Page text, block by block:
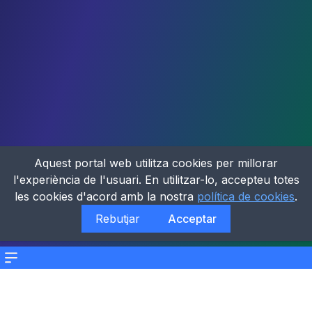
Menu
Aquest portal web utilitza cookies per millorar
l'experiència de l'usuari. En utilitzar-lo, accepteu totes
les cookies d'acord amb la nostra política de cookies.
Rebutjar
Acceptar